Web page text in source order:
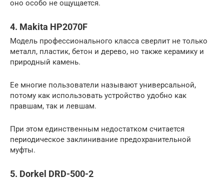
оно особо не ощущается.
4. Makita HP2070F
Модель профессионального класса сверлит не только
металл, пластик, бетон и дерево, но также керамику и
природный камень.
Ее многие пользователи называют универсальной,
потому как использовать устройство удобно как
правшам, так и левшам.
При этом единственным недостатком считается
периодическое заклинивание предохранительной
муфты.
5. Dorkel DRD-500-2